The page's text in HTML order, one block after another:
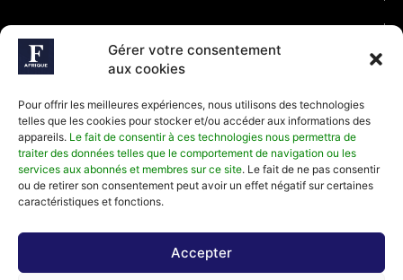
Gérer votre consentement
aux cookies
Pour offrir les meilleures expériences, nous utilisons des technologies
telles que les cookies pour stocker et/ou accéder aux informations des
appareils. Le fait de consentir à ces technologies nous permettra de
traiter des données telles que le comportement de navigation ou les
services aux abonnés et membres sur ce site. Le fait de ne pas consentir
ou de retirer son consentement peut avoir un effet négatif sur certaines
caractéristiques et fonctions.
Accepter
JOINDRE L'ÉQUIPE
Rédaction
Développement commercial
Communiquer avec Forbes Afrique
Média Kit 2026
Abonnez-vous à la newsletter de Forbes Afrique et recevez